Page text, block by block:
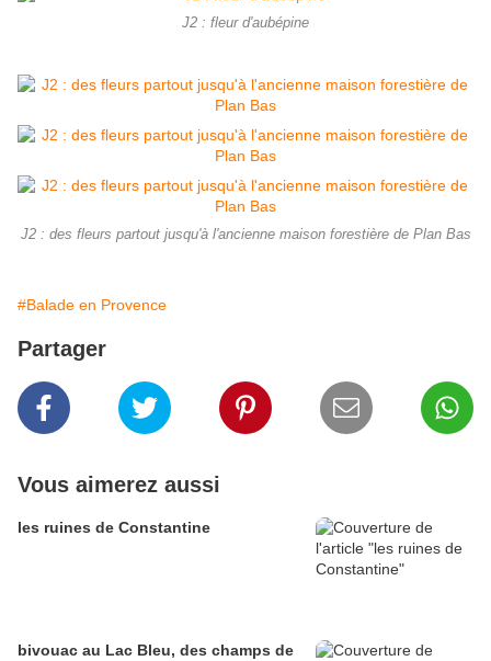
J2 : fleur d'aubépine
J2 : des fleurs partout jusqu'à l'ancienne maison forestière de Plan Bas
#Balade en Provence
Partager
Vous aimerez aussi
les ruines de Constantine
bivouac au Lac Bleu, des champs de